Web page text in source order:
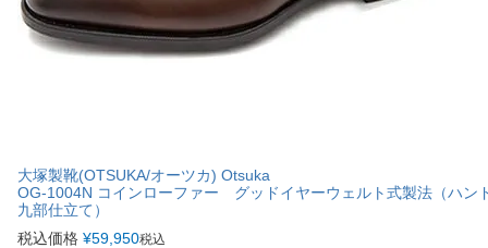
大塚製靴(OTSUKA/オーツカ) Otsuka
OG-1004N コインローファー グッドイヤーウェルト式製法（ハン
九部仕立て）
税込価格 ¥59,950税込